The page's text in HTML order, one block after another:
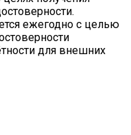
ежегодно с целью
для внешних